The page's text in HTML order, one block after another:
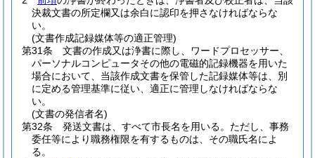
決裁文書の所定欄又は余白に認印を押さなければならな
い。
(文書作成記録媒体等の適正管理)
第31条
文書の作成又は浄書に際し、ワードプロセッサー、
パーソナルコンピュータその他の電磁的記録機器を用いた
場合において、当該作成文書を保管した記録媒体等は、別
に定める管理基準に従い、適正に管理しなければならな
い。
(文書の発信者名)
第32条
発送文書は、すべて市長名を用いる。 ただし、事務
委任等により職務権限を有するものは、その職氏名によ
る。